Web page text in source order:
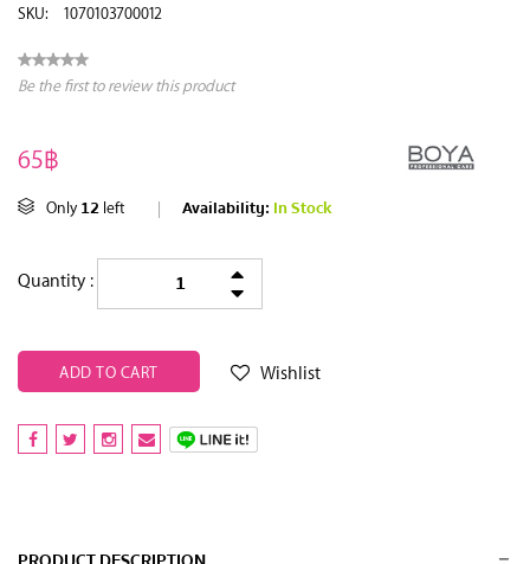
SKU:
1070103700012
Be the first to review this product
65฿
Only 12 left | Availability: In Stock
Quantity :
ADD TO CART Wishlist